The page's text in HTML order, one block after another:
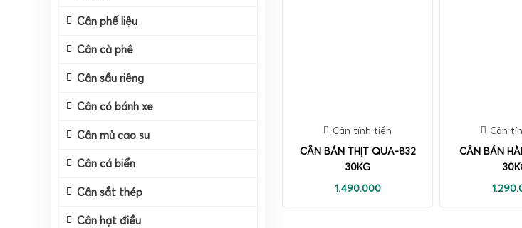
Cân phế liệu
Cân cà phê
Cân sầu riêng
Cân có bánh xe
Cân mủ cao su
Cân cá biển
Cân sắt thép
Cân hạt điều
Cân tính tiền
CÂN BÁN THỊT QUA-832
30KG
1.490.000
Cân
CÂN BÁN